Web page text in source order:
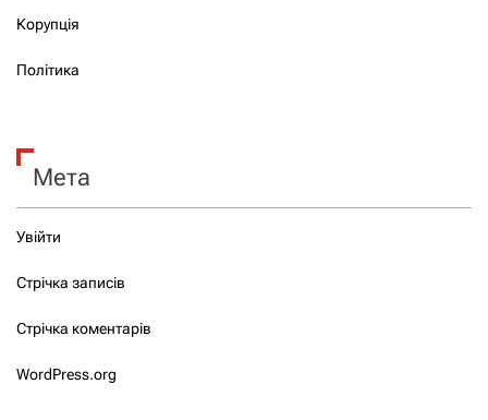
Корупція
Політика
Мета
Увійти
Стрічка записів
Стрічка коментарів
WordPress.org